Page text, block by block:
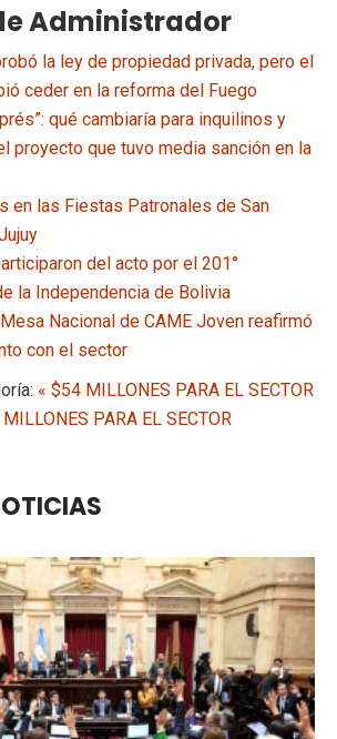
Administrador
la ley de propiedad privada, pero el
ceder en la reforma del Fuego
qué cambiaría para inquilinos y
proyecto que tuvo media sanción en la
en las Fiestas Patronales de San
del acto por el 201°
la Independencia de Bolivia
Nacional de CAME Joven reafirmó
con el sector
« $54 MILLONES PARA EL SECTOR
PARA EL SECTOR